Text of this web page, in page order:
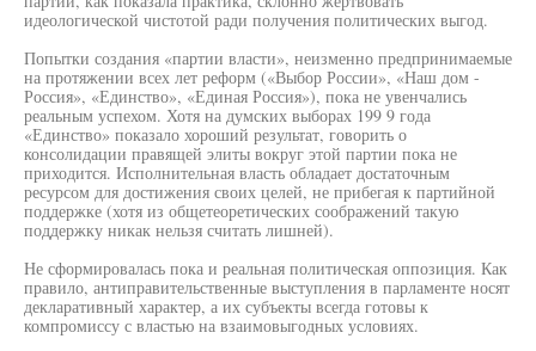
идеологической чистотой ради получения политических выгод.
Попытки создания «партии власти», неизменно предпринимаемые
на протяжении всех лет реформ («Выбор России», «Наш дом -
Россия», «Единство», «Единая Россия»), пока не увенчались
реальным успехом. Хотя на думских выборах 199 9 года
«Единство» показало хороший результат, говорить о
консолидации правящей элиты вокруг этой партии пока не
приходится. Исполнительная власть обладает достаточным
ресурсом для достижения своих целей, не прибегая к партийной
поддержке (хотя из общетеоретических соображений такую
поддержку никак нельзя считать лишней).
Не сформировалась пока и реальная политическая оппозиция. Как
правило, антиправительственные выступления в парламенте носят
декларативный характер, а их субъекты всегда готовы к
компромиссу с властью на взаимовыгодных условиях.